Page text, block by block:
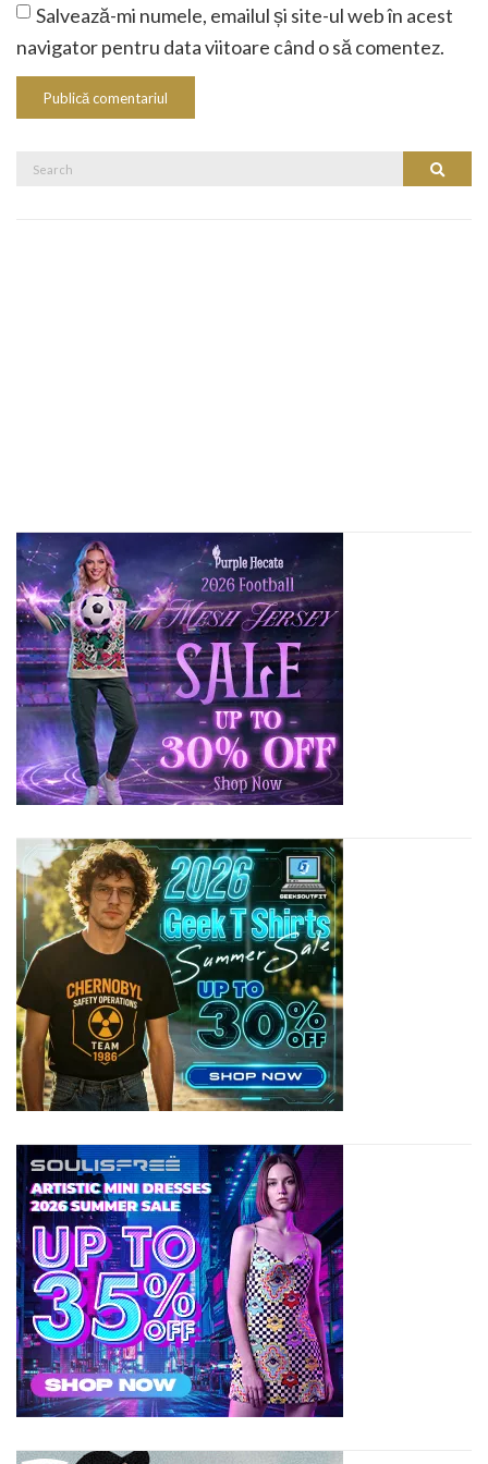
Salvează-mi numele, emailul și site-ul web în acest
navigator pentru data viitoare când o să comentez.
Search